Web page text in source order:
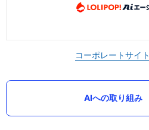
コーポレートサイト
AIへの取り組み